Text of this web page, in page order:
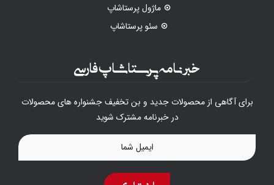
ماژول پرستاشاپ
سئو پرستاشاپ
خبرنامه پرستاشاپ فارسی
برای آگاهی از محصولات جدید و بن تخفیف جشنواره های محصولات
در خبرنامه مشترک شوید